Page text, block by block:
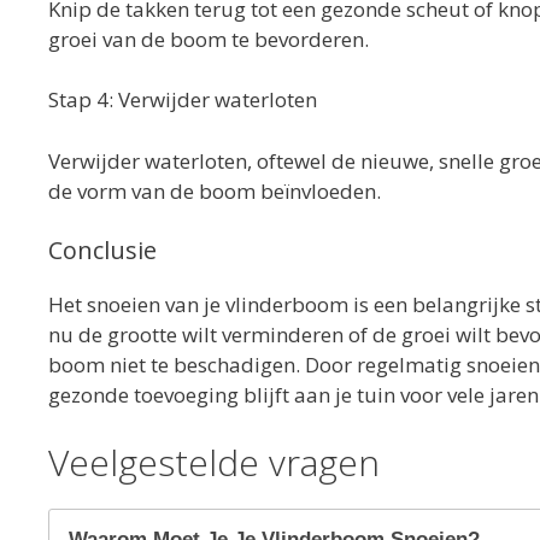
Knip de takken terug tot een gezonde scheut of
groei van de boom te bevorderen.
Stap 4: Verwijder waterloten
Verwijder waterloten, oftewel de nieuwe, snelle
de vorm van de boom beïnvloeden.
Conclusie
Het snoeien van je vlinderboom is een belangrijke
nu de grootte wilt verminderen of de groei wilt
boom niet te beschadigen. Door regelmatig
gezonde toevoeging blijft aan je tuin voor vele
Veelgestelde vragen